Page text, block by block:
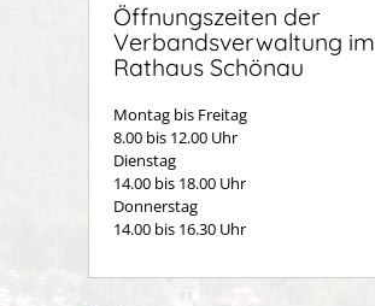
Öffnungszeiten der
Verbandsverwaltung im
Rathaus Schönau
Montag bis Freitag
8.00 bis 12.00 Uhr
Dienstag
14.00 bis 18.00 Uhr
Donnerstag
14.00 bis 16.30 Uhr